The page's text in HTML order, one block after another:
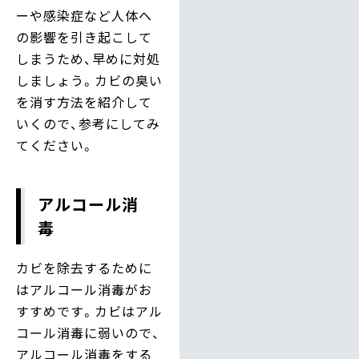
ーや感染症など人体へ
の影響を引き起こして
しまうため、早めに対処
しましょう。カビの臭い
を消す方法を紹介して
いくので、参考にしてみ
てください。
アルコール消
毒
カビを除去するために
はアルコール消毒がお
すすめです。カビはアル
コール消毒に弱いので、
アルコール消毒をする